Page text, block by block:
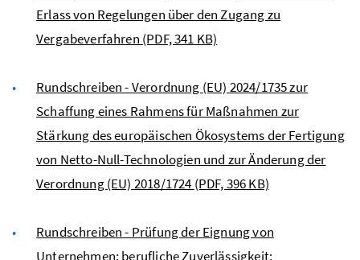
Erlass von Regelungen über den Zugang zu
Vergabeverfahren (PDF, 341 KB)
Rundschreiben - Verordnung (EU) 2024/1735 zur
Schaffung eines Rahmens für Maßnahmen zur
Stärkung des europäischen Ökosystems der Fertigung
von Netto-Null-Technologien und zur Änderung der
Verordnung (EU) 2018/1724 (PDF, 396 KB)
Rundschreiben - Prüfung der Eignung von
Unternehmen; berufliche Zuverlässigkeit;